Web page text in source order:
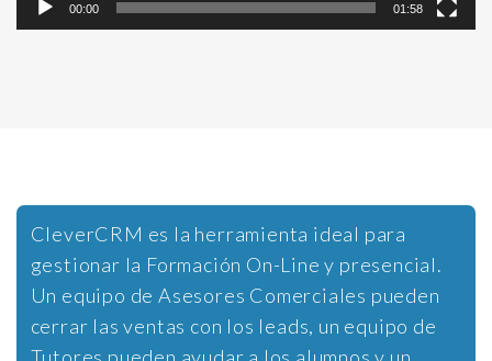
00:00 01:58
CleverCRM es la herramienta ideal para
gestionar la Formación On-Line y presencial.
Un equipo de Asesores Comerciales pueden
cerrar las ventas con los leads, un equipo de